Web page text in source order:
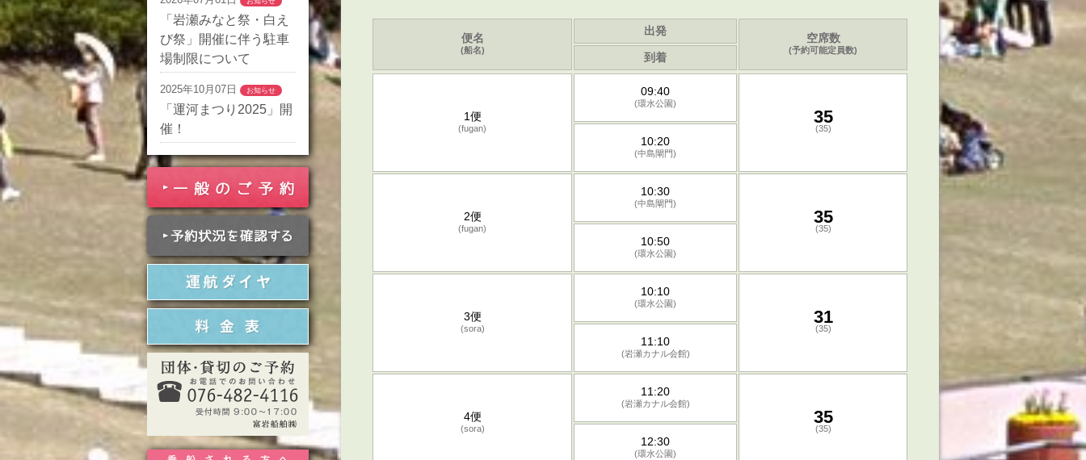
「岩瀬みなと祭・白え
び祭」開催に伴う駐車
場制限について
2025年10月07日 お知らせ
「運河まつり2025」開
催！
便名
(船名)
出発
空席数
(予約可能定員数)
到着
1便
(fugan)
09:40
(環水公園)
35
(35)
10:20
(中島閘門)
2便
(fugan)
10:30
(中島閘門)
35
(35)
10:50
(環水公園)
3便
(sora)
10:10
(環水公園)
31
(35)
11:10
(岩瀬カナル会館)
4便
(sora)
11:20
(岩瀬カナル会館)
35
(35)
12:30
(環水公園)